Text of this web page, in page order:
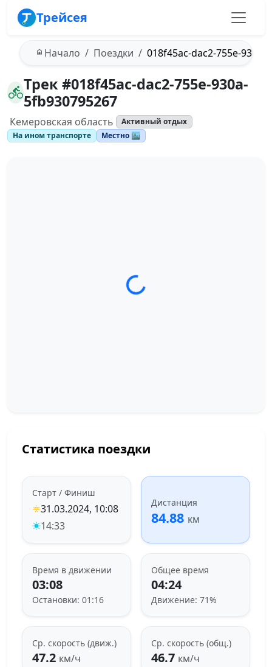
Трейсея
Начало Поездки 018f45ac-dac2-755e-930a-
Трек #018f45ac-dac2-755e-930a-
5fb930795267
Кемеровская область
Активный отдых
На ином транспорте
Местно 🏙️
Загрузка трека...
Статистика поездки
Старт / Финиш
31.03.2024, 10:08
14:33
Дистанция
84.88 км
Время в движении
03:08
Остановки: 01:16
Общее время
04:24
Движение: 71%
Ср. скорость (движ.)
47.2 км/ч
Ср. скорость (общ.)
46.7 км/ч